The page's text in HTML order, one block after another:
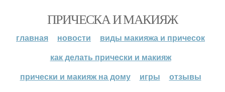
ПРИЧЕСКА И МАКИЯЖ
главная новости
виды макияжа и причесок
как делать прически и макияж
прически и макияж на дому
игры отзывы